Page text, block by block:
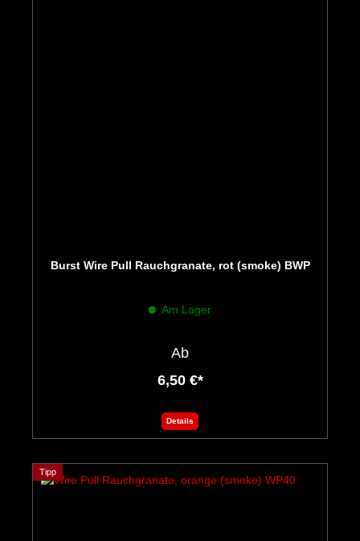
Burst Wire Pull Rauchgranate, rot (smoke) BWP
Am Lager
Ab
6,50 €*
Details
Tipp